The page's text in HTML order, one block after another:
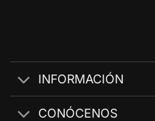
INFORMACIÓN
CONÓCENOS